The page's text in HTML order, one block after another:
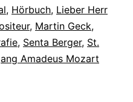
, Hörbuch, Lieber Herr
, Martin Geck,
, Senta Berger, St.
Amadeus Mozart